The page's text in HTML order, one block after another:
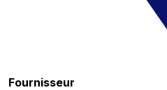
Fournisseur